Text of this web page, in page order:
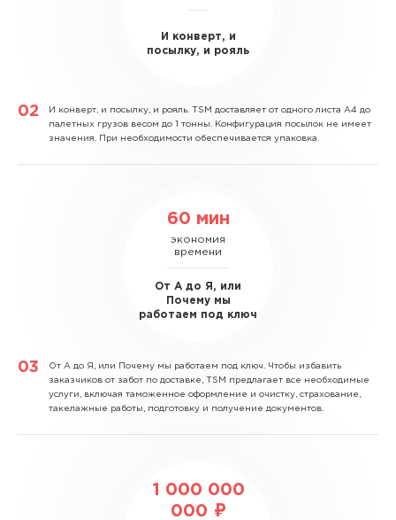
И конверт, и
посылку, и рояль
И конверт, и посылку, и рояль. TSM доставляет от одного листа А4 до
палетных грузов весом до 1 тонны. Конфигурация посылок не имеет
значения. При необходимости обеспечивается упаковка.
60 мин
экономия
времени
От А до Я, или
Почему мы
работаем под ключ
От А до Я, или Почему мы работаем под ключ. Чтобы избавить
заказчиков от забот по доставке, TSM предлагает все необходимые
услуги, включая таможенное оформление и очистку, страхование,
такелажные работы, подготовку и получение документов.
1 000 000
000 ₽